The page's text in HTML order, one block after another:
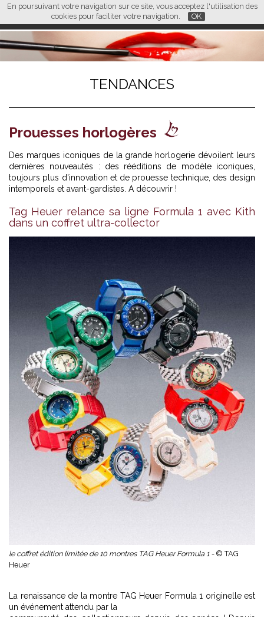
En poursuivant votre navigation sur ce site, vous acceptez l'utilisation des
cookies pour faciliter votre navigation.
OK
FR EN CN
L M
TENDANCES
Prouesses horlogères
Des marques iconiques de la grande horlogerie dévoilent leurs
dernières nouveautés : des rééditions de modèle iconiques,
toujours plus d'innovation et de prouesse technique, des design
intemporels et avant-gardistes. A découvrir !
Tag Heuer relance sa ligne Formula 1 avec Kith
dans un coffret ultra-collector
le coffret édition limitée de 10 montres TAG Heuer Formula 1 - © TAG
Heuer
La renaissance de la montre TAG Heuer Formula 1 originelle est
un événement attendu par la